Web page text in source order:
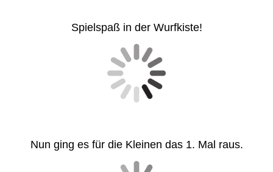
Spielspaß in der Wurfkiste!
Nun ging es für die Kleinen das 1. Mal raus.